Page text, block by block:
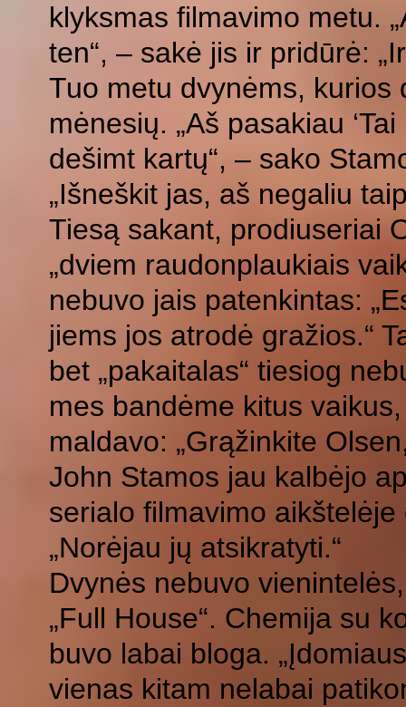
klyksmas filmavimo metu.
ten“, – sakė jis ir pridūrė:
Tuo metu dvynėms, kurios
mėnesių. „Aš pasakiau
dešimt kartų“, – sako
„Išneškit jas, aš negaliu
Tiesą sakant, prodiuseriai
„dviem raudonplaukiais
nebuvo jais patenkintas:
jiems jos atrodė gražios.“
bet „pakaitalas“ tiesiog
mes bandėme kitus
maldavo: „Grąžinkite
John Stamos jau kalbėjo
serialo filmavimo
„Norėjau jų atsikratyti.“
Dvynės nebuvo
„Full House“. Chemija su
buvo labai bloga.
vienas kitam nelabai